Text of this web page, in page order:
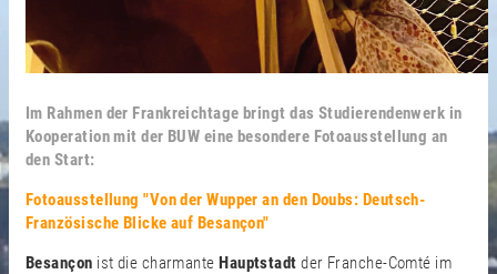
Im Rahmen der Frankreichtage bringt das Studierendenwerk in
Kooperation mit der BUW eine besondere Fotoausstellung an
den Start:
Fotoausstellung "Von der Wupper an den Doubs: Deutsch-
Französische Blicke auf Besançon"
Besançon ist die charmanteHauptstadtder Franche-Comté im